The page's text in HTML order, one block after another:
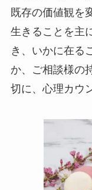
既存の価値観を
生きることを主
き、いかに在る
か、ご相談様の
切に、心理カウ